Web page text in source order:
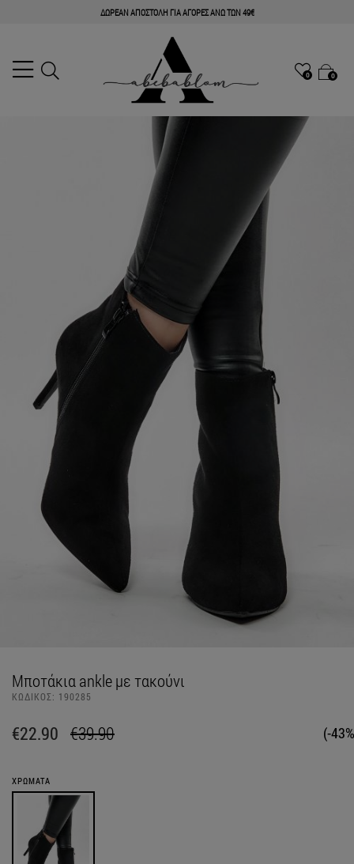
ΔΩΡΕΑΝ ΑΠΟΣΤΟΛΗ ΓΙΑ ΑΓΟΡΕΣ ΑΝΩ ΤΩΝ 49€
0 0
Μποτάκια ankle με τακούνι
ΚΩΔΙΚΟΣ: 190285
€22.90 €39.90 (-
ΧΡΩΜΑΤΑ